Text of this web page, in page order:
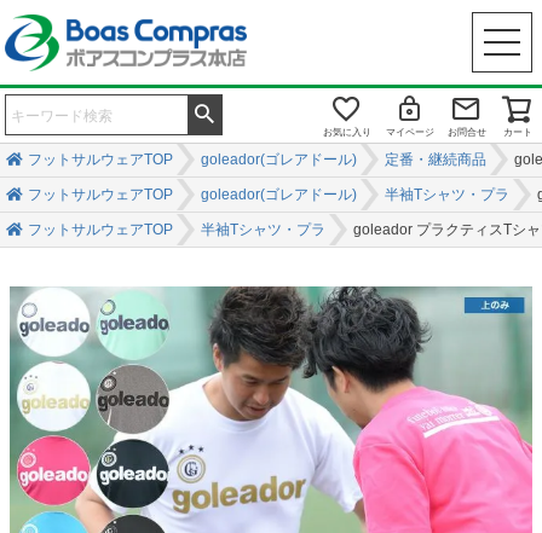
お気に入り マイページ お問合せ カート
フットサルウェアTOP goleador(ゴレアドール) 定番・継続商品
フットサルウェアTOP goleador(ゴレアドール) 半袖Tシャツ・プラ
フットサルウェアTOP 半袖Tシャツ・プラ goleador プラクティスTシ